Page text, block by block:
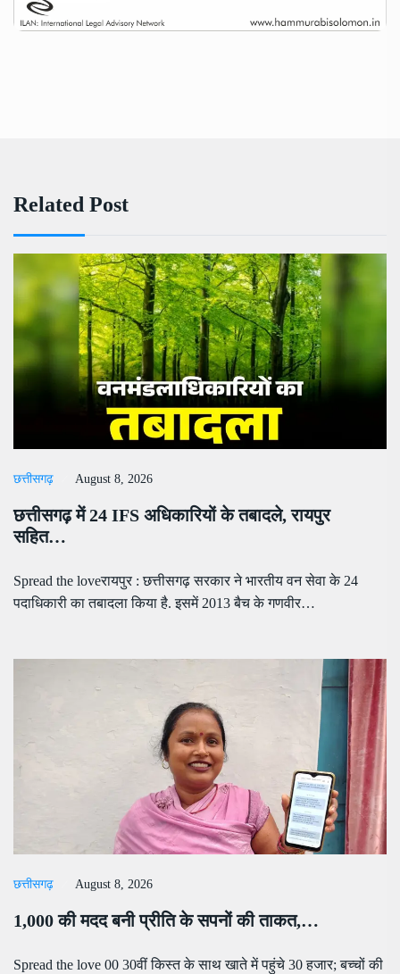
Related Post
छत्तीसगढ़ August 8, 2026
छत्तीसगढ़ में 24 IFS अधिकारियों के तबादले, रायपुर
सहित…
Spread the loveरायपुर : छत्तीसगढ़ सरकार ने भारतीय वन सेवा के 24
पदाधिकारी का तबादला किया है. इसमें 2013 बैच के गणवीर…
छत्तीसगढ़ August 8, 2026
1,000 की मदद बनी प्रीति के सपनों की ताकत,…
Spread the love 00 30वीं किस्त के साथ खाते में पहुंचे 30 हजार; बच्चों की